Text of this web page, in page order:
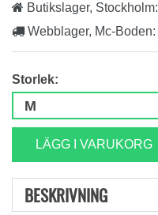
Butikslager, Stockholm:
Webblager, Mc-Boden:
Storlek:
LÄGG I VARUKORG
BESKRIVNING